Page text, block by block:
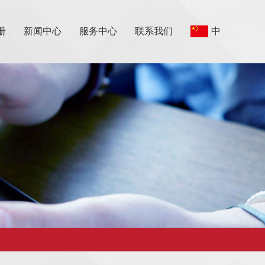
新闻中心 服务中心 联系我们 中